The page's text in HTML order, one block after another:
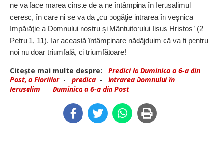
ne va face marea cinste de a ne întâmpina în Ierusalimul
ceresc, în care ni se va da „cu bogăţie intrarea în veşnica
Împărăţie a Domnului nostru şi Mântuitorului Iisus Hristos” (2
Petru 1, 11). Iar această întâmpinare nădăjduim că va fi pentru
noi nu doar triumfală, ci triumfătoare!
Citeşte mai multe despre:
Predici la Duminica a 6-a din
Post, a Floriilor- predica - Intrarea Domnului în
Ierusalim - Duminica a 6-a din Post